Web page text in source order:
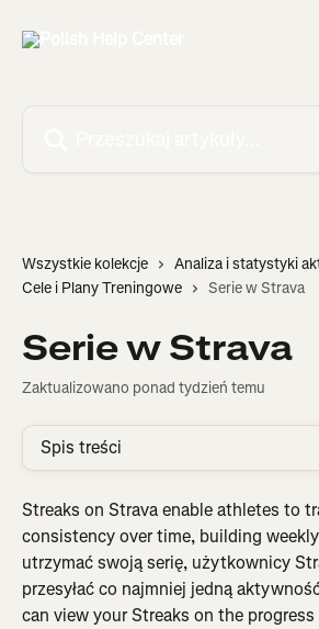
Wszystkie kolekcje
Analiza i statystyki
Cele i Plany Treningowe
Serie w Strava
Serie w Strava
Zaktualizowano ponad tydzień temu
Spis treści
Streaks on Strava enable athletes to
consistency over time, building
utrzymać swoją serię, użytkownicy
przesyłać co najmniej jedną
can view your Streaks on the